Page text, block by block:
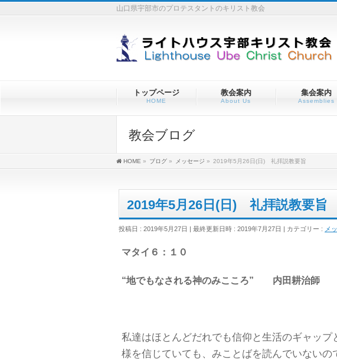
山口県宇部市のプロテスタントのキリスト教会
トップページ
HOME
教会案内
About Us
集会案内
Assemblies
教会ブログ
HOME » ブログ » メッセージ » 2019年5月26日(日) 礼拝説教要旨
2019年5月26日(日) 礼拝説教要旨
投稿日 : 2019年5月27日 最終更新日時 : 2019年7月27日 カテゴリー : メ
マタイ６：１０
“地でもなされる神のみこころ” 内田耕治師
私達はほとんどだれでも信仰と生活のギャッ
様を信じていても、みことばを読んでいない